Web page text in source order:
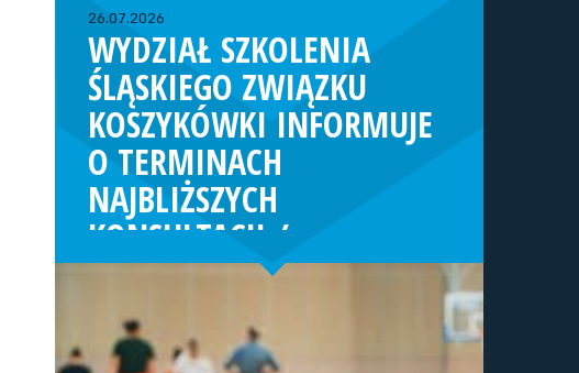
26.07.2026
WYDZIAŁ SZKOLENIA
ŚLĄSKIEGO ZWIĄZKU
KOSZYKÓWKI INFORMUJE
O TERMINACH
NAJBLIŻSZYCH
KONSULTACJI /
TURNIEJÓW KADRY
WOJEWÓDZKIEJ (ROCZNIK
2013/2014)